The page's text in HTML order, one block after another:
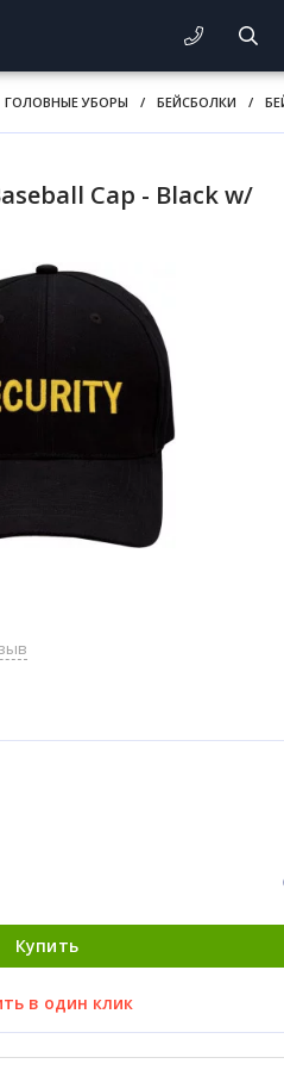
ГОЛОВНЫЕ УБОРЫ / БЕЙСБОЛКИ /
Cap - Black w/
Купить
в один клик